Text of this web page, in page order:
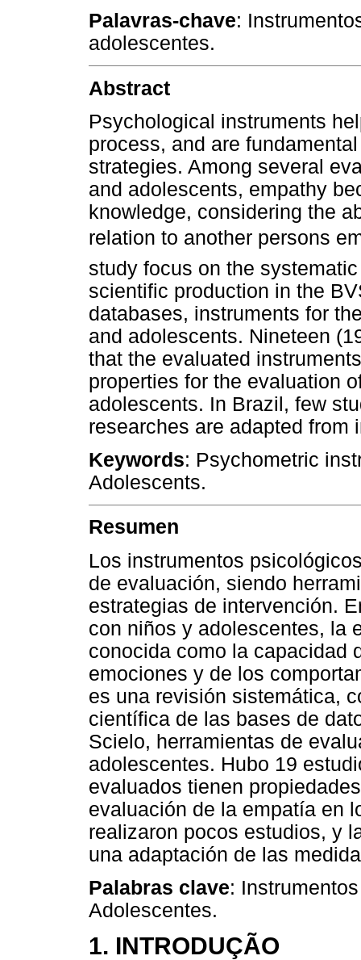
Palavras-chave:
adolescentes.
Abstract
Psychological instruments
process, and are
strategies. Among several
and adolescents, empathy
knowledge, considering the
relation to another persons
study focus on the
scientific production in the
databases, instruments for
and adolescents. Nineteen
that the evaluated
properties for the evaluation
adolescents. In Brazil, few
researches are adapted from
Keywords: Psychometric
Adolescents.
Resumen
Los instrumentos
de evaluación, siendo
estrategias de intervención.
con niños y adolescentes, la
conocida como la capacidad
emociones y de los
es una revisión sistemática,
científica de las bases de
Scielo, herramientas de
adolescentes. Hubo 19
evaluados tienen
evaluación de la empatía en
realizaron pocos estudios, y
una adaptación de las
Palabras clave:
Adolescentes.
1. INTRODUÇÃO